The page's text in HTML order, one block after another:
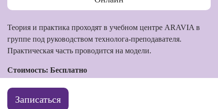
Теория и практика проходят в учебном центре ARAVIA в
группе под руководством технолога-преподавателя.
Практическая часть проводится на модели.
Стоимость: Бесплатно
Записаться